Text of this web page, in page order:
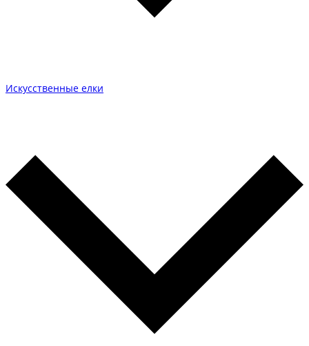
Искусственные елки